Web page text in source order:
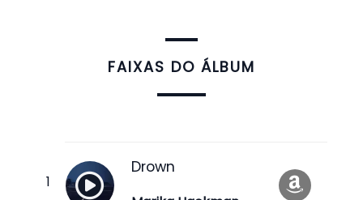
FAIXAS DO ÁLBUM
Drown